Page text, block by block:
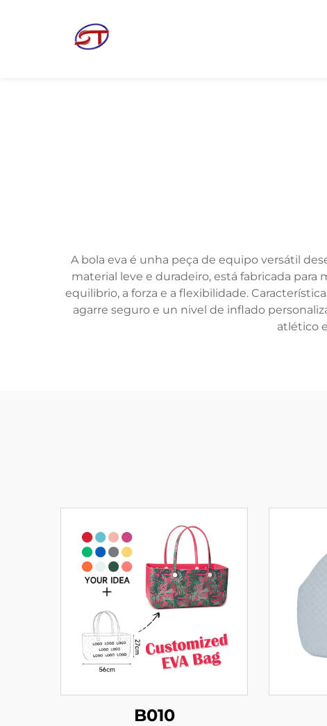
A bola eva é unha peça de equipo versátil
material leve e duradeiro, está fabricada
equilibrio, a forza e a flexibilidade.
agarre seguro e un nivel de inflado
atlético
B010